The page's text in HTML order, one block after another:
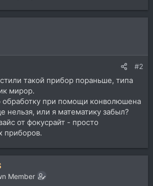
#2
такой прибор пораньше, типа
мирор.
при помощи конволюшена
нельзя, или я математику забыл?
от фокусрайт - просто
приборов.
Member